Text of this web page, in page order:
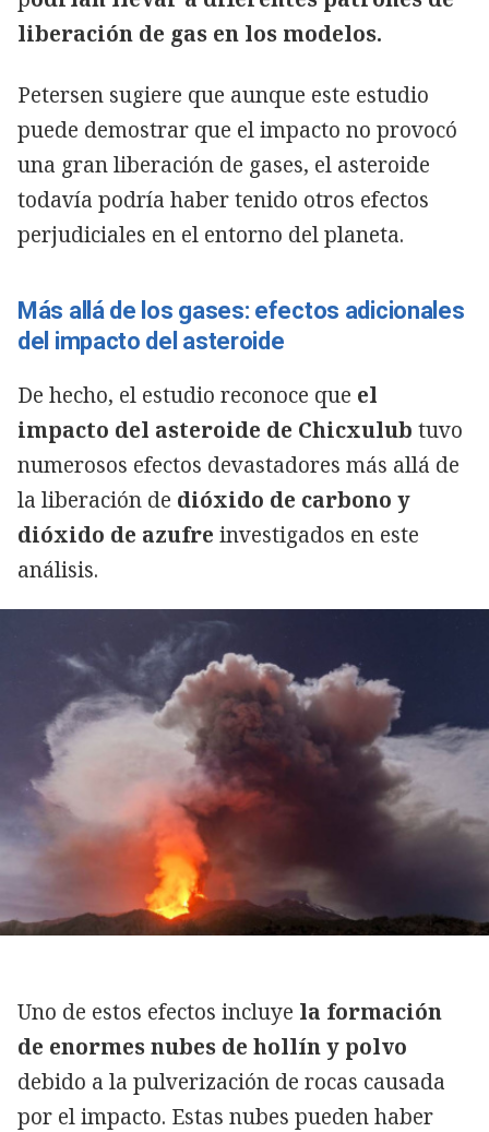
liberación de gas en los modelos.
Petersen sugiere que aunque este estudio
puede demostrar que el impacto no provocó
una gran liberación de gases, el asteroide
todavía podría haber tenido otros efectos
perjudiciales en el entorno del planeta.
Más allá de los gases: efectos adicionales
del impacto del asteroide
De hecho, el estudio reconoce que el
impacto del asteroide de Chicxulub tuvo
numerosos efectos devastadores más allá de
la liberación de dióxido de carbono y
dióxido de azufre investigados en este
análisis.
Uno de estos efectos incluye la formación
de enormes nubes de hollín y polvo
debido a la pulverización de rocas causada
por el impacto. Estas nubes pueden haber